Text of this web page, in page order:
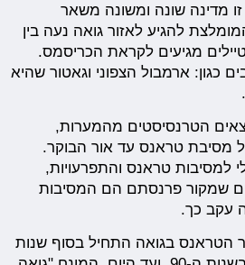
מדינה שונה ומשונה משאר
להגיע לאזור גואה נעה בין
מגיעים לקראת הכריסמס.
כגון: ארמבול הצפוני וגאטור שהיא
הטרנסיסטים מהמערות,
מסיבת טראנס עד אור הבוקר.
למסיבות טראנס והתפרעויות,
שמקור פרנסתם הם המסיבות
עקב כך.
הטראנס בגואה התחיל בסוף שנות